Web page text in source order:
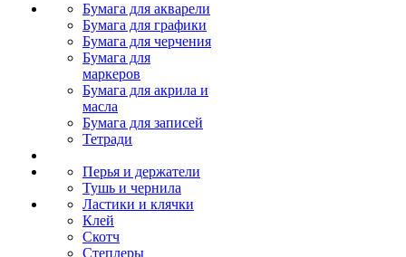
Бумага для акварели
Бумага для графики
Бумага для черчения
Бумага для
маркеров
Бумага для акрила и
масла
Бумага для записей
Тетради
Перья и держатели
Тушь и чернила
Ластики и клячки
Клей
Скотч
Степлеры